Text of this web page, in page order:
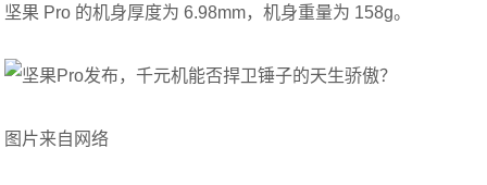
坚果 Pro 的机身厚度为 6.98mm，机身重量为 158g。
图片来自网络